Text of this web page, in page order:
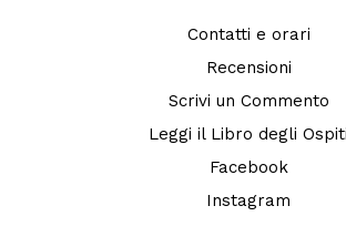
Contatti e orari
Recensioni
Scrivi un Commento
Leggi il Libro degli Ospiti
Facebook
Instagram